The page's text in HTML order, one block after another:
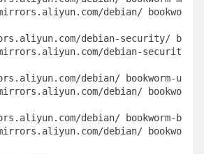
debian/ bookworm
debian-security/
debian-security/
debian/ bookworm-
debian/ bookworm-
debian/ bookworm-
debian/